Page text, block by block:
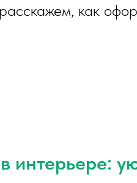
как
интерьере: